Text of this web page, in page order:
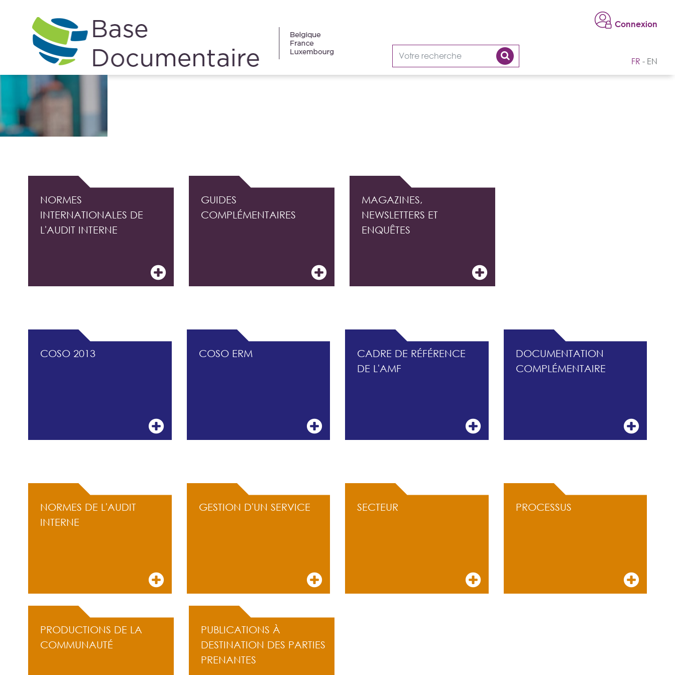
Connexion
FR EN
NORMES
INTERNATIONALES DE
L'AUDIT INTERNE
GUIDES
COMPLÉMENTAIRES
MAGAZINES,
NEWSLETTERS ET
ENQUÊTES
COSO 2013 COSO ERM
CADRE DE RÉFÉRENCE
DE L'AMF
DOCUMENTATION
COMPLÉMENTAIRE
NORMES DE L'AUDIT
INTERNE
GESTION D'UN SERVICE SECTEUR PROCESSUS
PRODUCTIONS DE LA
COMMUNAUTÉ
PUBLICATIONS À
DESTINATION DES PARTIES
PRENANTES